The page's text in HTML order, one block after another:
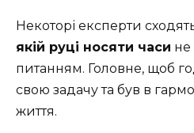
Некоторі експерти
якій руці носяти часи
питанням. Головне, щоб
свою задачу та був в
життя.